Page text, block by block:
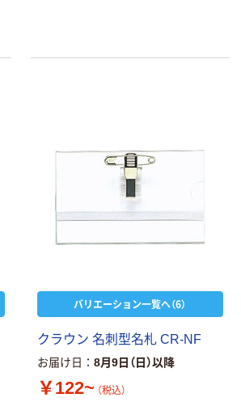
バリエーション一覧へ（6）
クラウン 名刺型名札 CR-NF
お届け日 8月9日（日）以降
￥122~ （税込）